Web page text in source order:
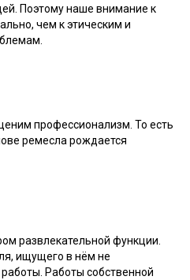
Поэтому наше внимание к
чем к этическим и
профессионализм. То есть
ремесла рождается
развлекательной функции.
ищущего в нём не
Работы собственной